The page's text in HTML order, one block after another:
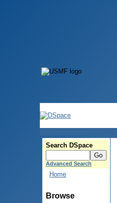
Search DSpace
Advanced Search
Home
Browse